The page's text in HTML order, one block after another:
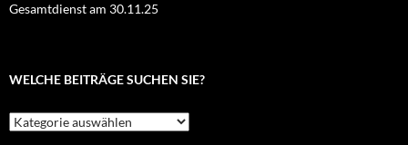
Gesamtdienst am 30.11.25
WELCHE BEITRÄGE SUCHEN SIE?
Welche
Beiträge